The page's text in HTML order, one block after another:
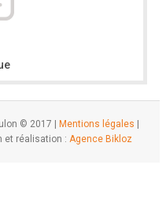
© 2017 | Mentions légales
et réalisation : Agence Bikloz